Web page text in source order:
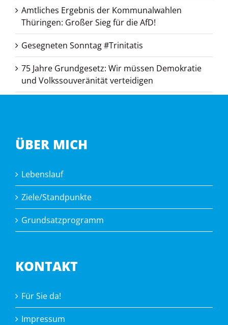
Amtliches Ergebnis der Kommunalwahlen
Thüringen: Großer Sieg für die AfD!
Gesegneten Sonntag #Trinitatis
75 Jahre Grundgesetz: Wir müssen Demokratie
und Volkssouveränität verteidigen
ÜBER MICH
Lebenslauf
Ziele/Standpunkte
Grundsatzprogramm
KONTAKT
Für Sie da!
Impressum